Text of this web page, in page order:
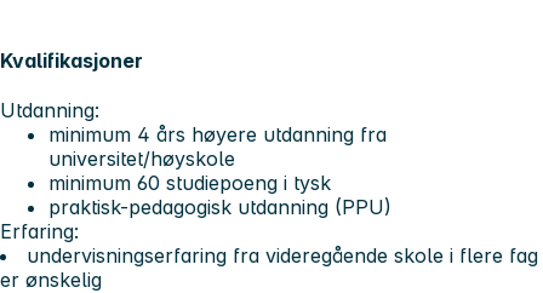
Kvalifikasjoner
Utdanning:
minimum 4 års høyere utdanning fra
universitet/høyskole
minimum 60 studiepoeng i tysk
praktisk-pedagogisk utdanning (PPU)
Erfaring:
undervisningserfaring fra videregående skole i flere fag
er ønskelig